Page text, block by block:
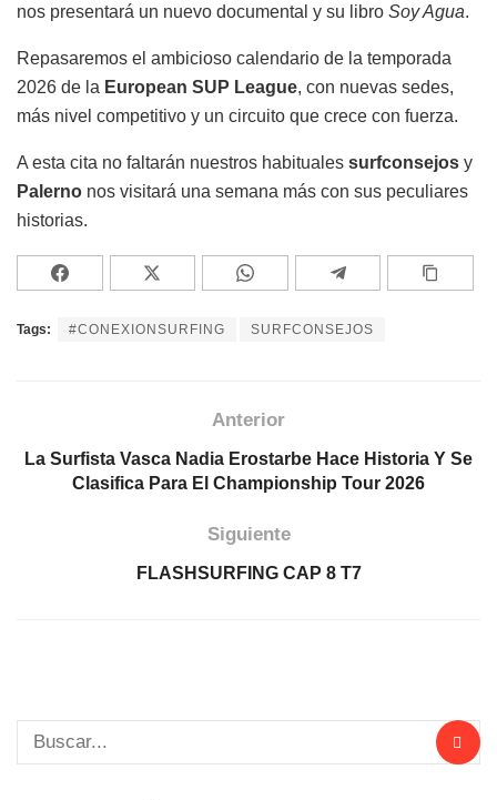
nos presentará un nuevo documental y su libro Soy Agua.
Repasaremos el ambicioso calendario de la temporada
2026 de la European SUP League, con nuevas sedes,
más nivel competitivo y un circuito que crece con fuerza.
A esta cita no faltarán nuestros habituales surfconsejos y
Palerno nos visitará una semana más con sus peculiares
historias.
Tags: #CONEXIONSURFING SURFCONSEJOS
Anterior
La Surfista Vasca Nadia Erostarbe Hace Historia Y Se
Clasifica Para El Championship Tour 2026
Siguiente
FLASHSURFING CAP 8 T7